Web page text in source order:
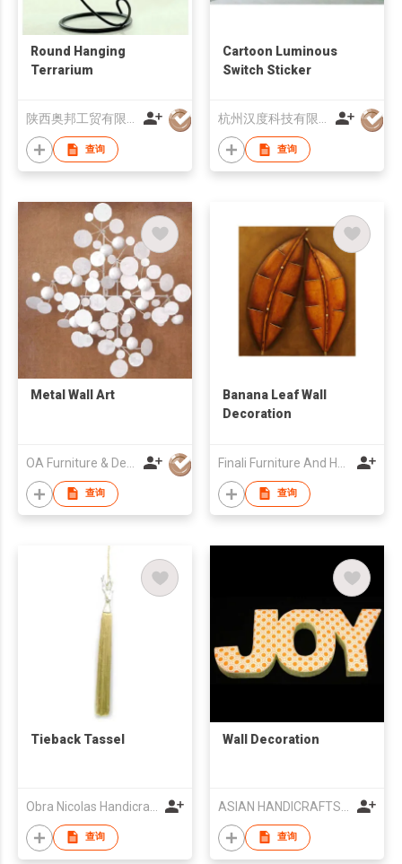
Round Hanging
Terrarium
陕西奥邦工贸有限公司
查询
Cartoon Luminous
Switch Sticker
杭州汉度科技有限公司
查询
Metal Wall Art
查询
Banana Leaf Wall
Decoration
查询
Tieback Tassel
查询
Wall Decoration
查询